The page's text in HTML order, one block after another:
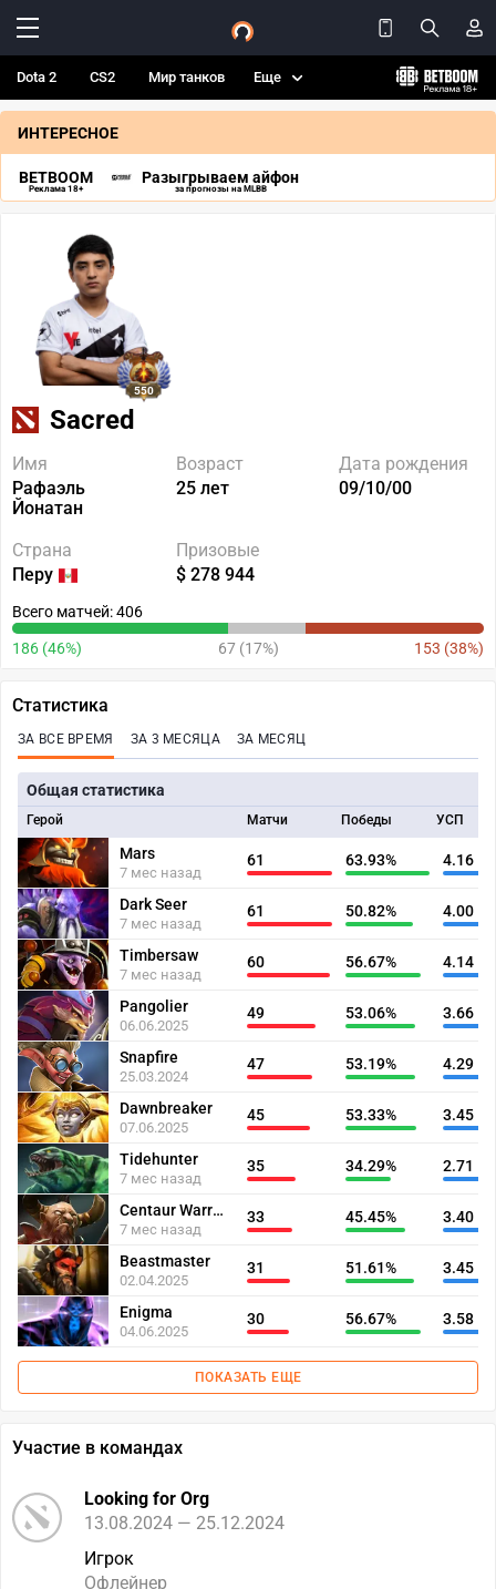
Dota 2 CS2 Мир танков Еще
ИНТЕРЕСНОЕ
BETBOOM
Реклама 18+
Разыгрываем айфон
за прогнозы на MLBB
550
Sacred
Имя
Рафаэль
Йонатан
Возраст
25 лет
Дата рождения
09/10/00
Страна
Перу
Призовые
$ 278 944
Всего матчей: 406
186 (46%) 67 (17%) 153 (38%)
Статистика
ЗА ВСЕ ВРЕМЯ ЗА 3 МЕСЯЦА ЗА МЕСЯЦ
Общая статистика
Герой Матчи Победы УСП
Mars
7 мес назад
61 63.93% 4.16
Dark Seer
7 мес назад
61 50.82% 4.00
Timbersaw
7 мес назад
60 56.67% 4.14
Pangolier
06.06.2025
49 53.06% 3.66
Snapfire
25.03.2024
47 53.19% 4.29
Dawnbreaker
07.06.2025
45 53.33% 3.45
Tidehunter
7 мес назад
35 34.29% 2.71
Centaur Warrunner
7 мес назад
33 45.45% 3.40
Beastmaster
02.04.2025
31 51.61% 3.45
Enigma
04.06.2025
30 56.67% 3.58
ПОКАЗАТЬ ЕЩЕ
Участие в командах
Looking for Org
13.08.2024 — 25.12.2024
Игрок
Офлейнер